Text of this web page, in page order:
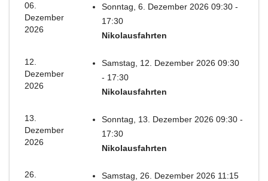
06.
Dezember
2026
Sonntag, 6. Dezember 2026 09:30 -
17:30
Nikolausfahrten
12.
Dezember
2026
Samstag, 12. Dezember 2026 09:30
- 17:30
Nikolausfahrten
13.
Dezember
2026
Sonntag, 13. Dezember 2026 09:30 -
17:30
Nikolausfahrten
26.
Samstag, 26. Dezember 2026 11:15